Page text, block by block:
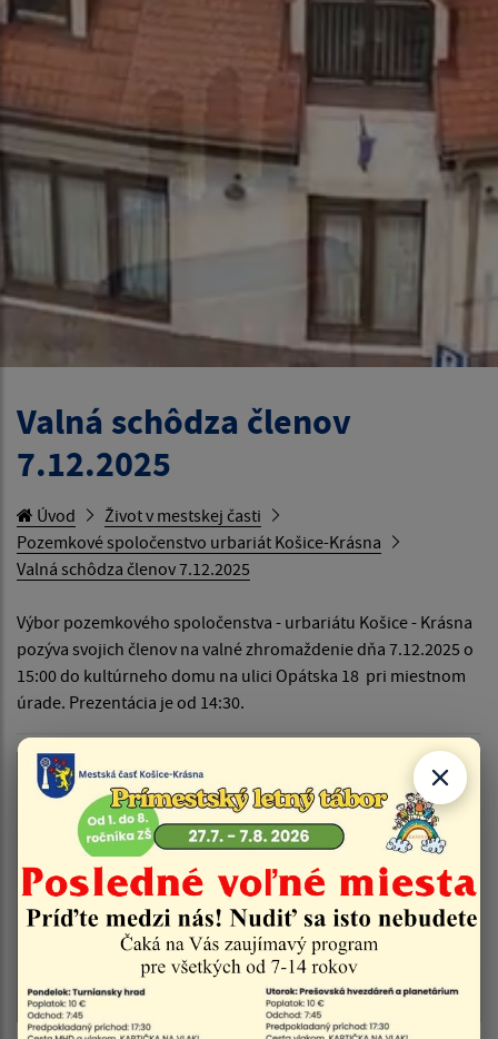
Valná schôdza členov
7.12.2025
Úvod
Život v mestskej časti
Pozemkové spoločenstvo urbariát Košice-Krásna
Valná schôdza členov 7.12.2025
Výbor pozemkového spoločenstva - urbariátu Košice - Krásna
pozýva svojich členov na valné zhromaždenie dňa 7.12.2025 o
15:00 do kultúrneho domu na ulici Opátska 18 pri miestnom
úrade. Prezentácia je od 14:30.